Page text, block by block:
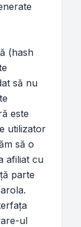
(hash
să nu
este
utilizator
să o
afiliat cu
parte
ul